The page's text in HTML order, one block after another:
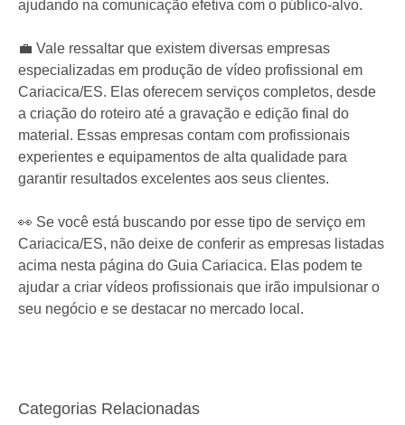
ajudando na comunicação efetiva com o público-alvo.
💼 Vale ressaltar que existem diversas empresas
especializadas em produção de vídeo profissional em
Cariacica/ES. Elas oferecem serviços completos, desde
a criação do roteiro até a gravação e edição final do
material. Essas empresas contam com profissionais
experientes e equipamentos de alta qualidade para
garantir resultados excelentes aos seus clientes.
👀 Se você está buscando por esse tipo de serviço em
Cariacica/ES, não deixe de conferir as empresas listadas
acima nesta página do Guia Cariacica. Elas podem te
ajudar a criar vídeos profissionais que irão impulsionar o
seu negócio e se destacar no mercado local.
Categorias Relacionadas